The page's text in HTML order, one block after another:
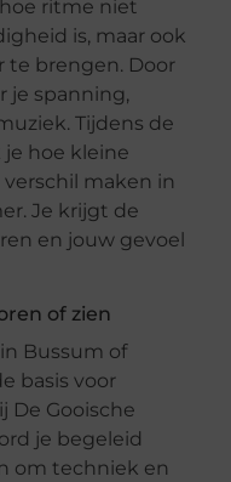
ritme niet
is, maar ook
te brengen. Door
je spanning,
Tijdens de
hoe kleine
maken in
Je krijgt de
en jouw gevoel
of zien
Bussum of
basis voor
De Gooische
je begeleid
om techniek en